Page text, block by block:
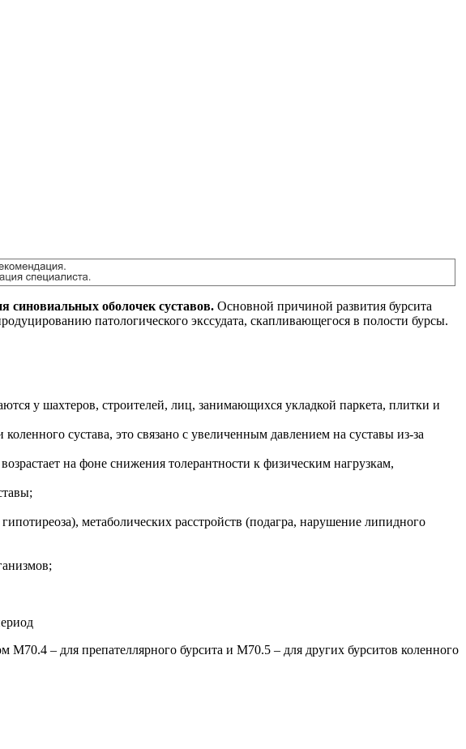
синовиальных оболочек суставов. Основной причиной развития бурсита
патологического экссудата, скапливающегося в полости бурсы.
у шахтеров, строителей, лиц, занимающихся укладкой паркета, плитки и
сустава, это связано с увеличенным давлением на суставы из-за
на фоне снижения толерантности к физическим нагрузкам,
метаболических расстройств (подагра, нарушение липидного
– для препателлярного бурсита и М70.5 – для других бурситов коленного